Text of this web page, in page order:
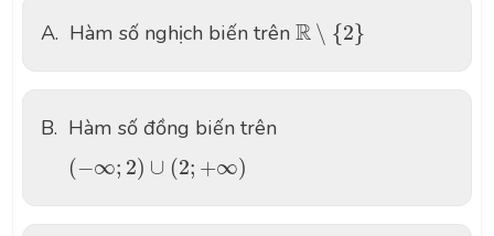
A. Hàm số nghịch biến trên R ∖ {2}
R ∖ 2}
B. Hàm số đồng biến trên
(−∞; 2) ∪ (2; +∞)
(− ∞;2 )∪ (2 +∞